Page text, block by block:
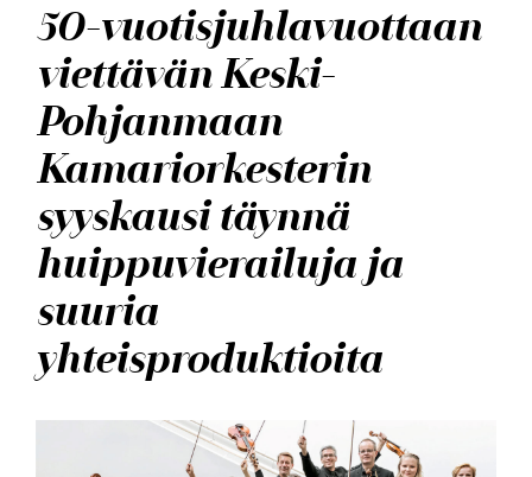
Liput
Yleisölle
Orkesteri
Ajankohtaista
Media
Lehdistötiedotteet
Levyarvostelut
50-vuotisjuhlavuottaan
viettävän Keski-
Pohjanmaan
Kamariorkesterin
syyskausi täynnä
huippuvierailuja ja
suuria
yhteisproduktioita